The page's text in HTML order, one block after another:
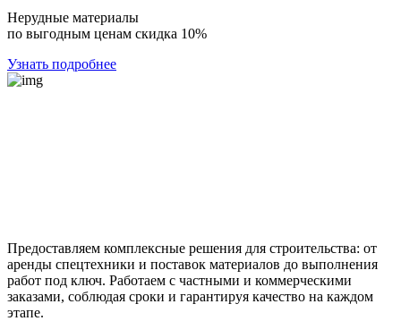
Нерудные материалы
по выгодным ценам скидка 10%
Узнать подробнее
Предоставляем комплексные решения для строительства: от
аренды спецтехники и поставок материалов до выполнения
работ под ключ. Работаем с частными и коммерческими
заказами, соблюдая сроки и гарантируя качество на каждом
этапе.